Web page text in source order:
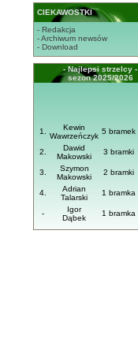
CIEKAWOSTKI
- Redakcja
- Archiwum newsów
- Download
- Najlepsi strzelcy -
sezon 2025/2026
1.
Kewin
Wawrzeńczyk
5 bramek
2.
Dawid
Makowski
3 bramki
3.
Szymon
Makowski
2 bramki
4.
Adrian
Talarski
1 bramka
-
Igor
Dąbek
1 bramka